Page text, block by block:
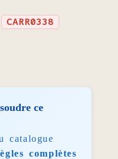
CARR0338
ce
catalogue
complètes